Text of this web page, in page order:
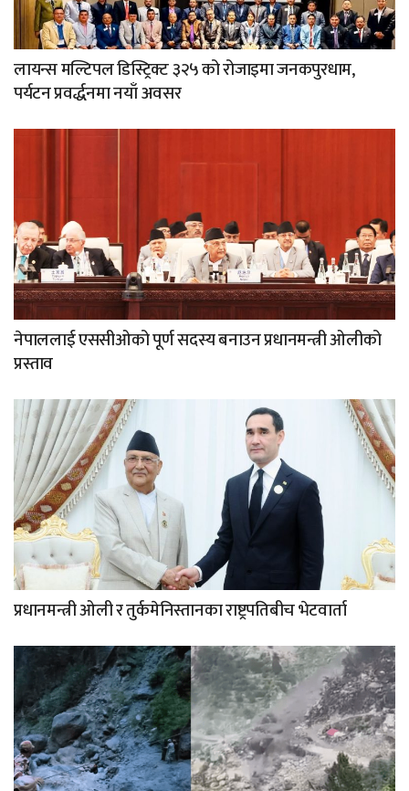
लायन्स मल्टिपल डिस्ट्रिक्ट ३२५ को रोजाइमा जनकपुरधाम,
पर्यटन प्रवर्द्धनमा नयाँ अवसर
नेपाललाई एससीओको पूर्ण सदस्य बनाउन प्रधानमन्त्री ओलीको
प्रस्ताव
प्रधानमन्त्री ओली र तुर्कमेनिस्तानका राष्ट्रपतिबीच भेटवार्ता